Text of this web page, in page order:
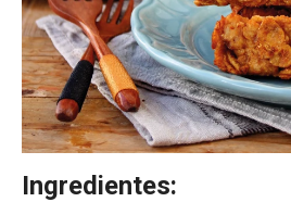
Ingredientes: